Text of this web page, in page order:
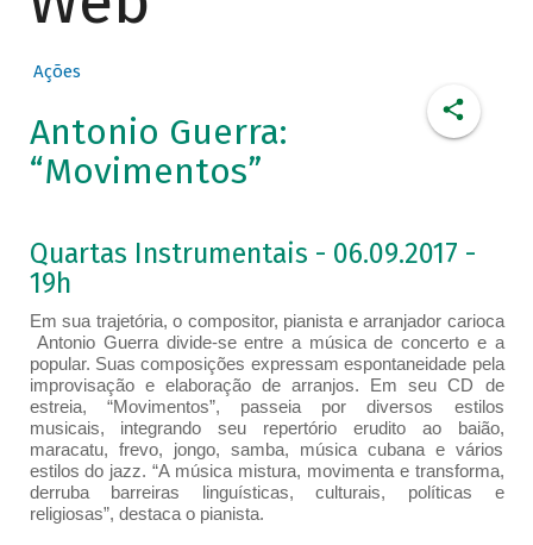
Ações
Antonio Guerra:
“Movimentos”
Quartas Instrumentais - 06.09.2017 -
19h
Em sua trajetória, o compositor, pianista e arranjador​ carioca​
Antonio Guerra divide-se entre a música de concerto e a
popular. Suas composições expressam espontaneidade pela
improvisação e elaboração de arranjos. Em seu CD de
estreia, “Movimentos”, passeia por diversos estilos
musicais, integrando seu repertório erudito ao baião,
maracatu, frevo, jongo, samba, música cubana e vários
estilos do jazz. “A música mistura, movimenta e transforma,
derruba barreiras linguísticas, culturais, políticas e
religiosas”, destaca o pianista.